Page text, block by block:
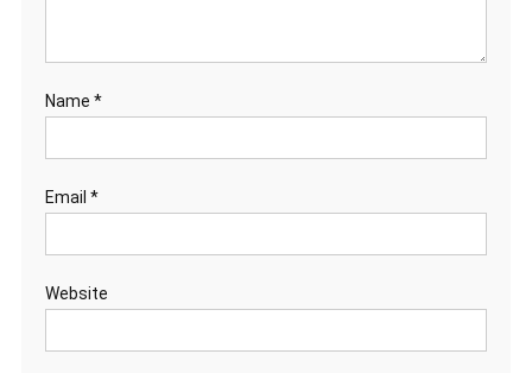
Name *
Email *
Website